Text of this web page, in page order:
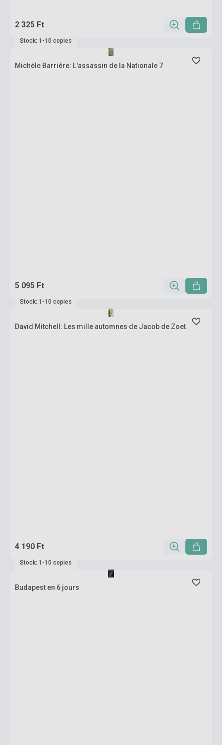
2 325 Ft
Stock: 1-10 copies
Michéle Barriére: L'assassin de la Nationale 7
5 095 Ft
Stock: 1-10 copies
David Mitchell: Les mille automnes de Jacob de Zoet
4 190 Ft
Stock: 1-10 copies
Budapest en 6 jours